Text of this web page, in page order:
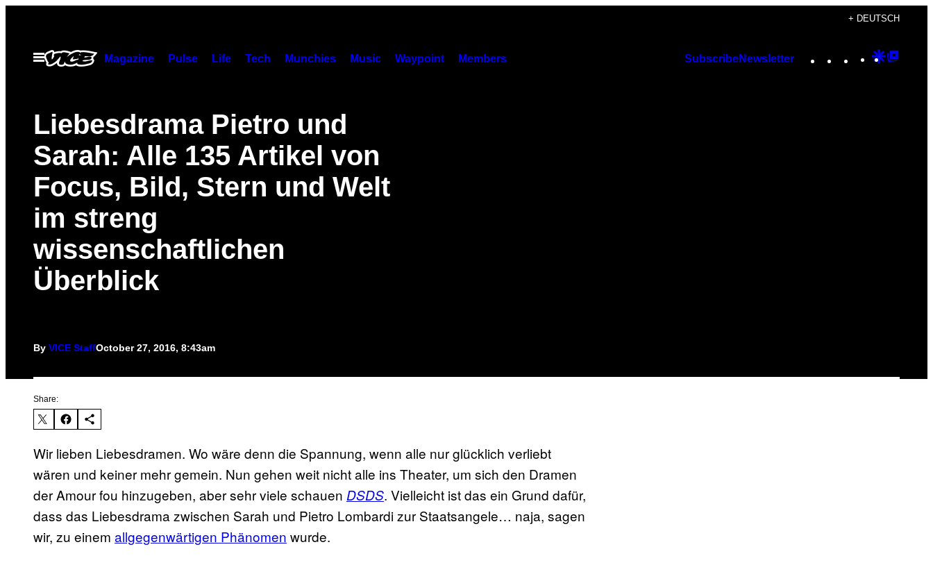
content
+ DEUTSCH
Open
Menu
Magazine Pulse Life Tech Munchies Music Waypoint Members SubscribeNewsletter Instagram
TikTok
YouTube
Google
Liebesdrama Pietro und
Sarah: Alle 135 Artikel von
Focus, Bild, Stern und Welt
im streng
wissenschaftlichen
Überblick
By VICE StaffOctober 27, 2016, 8:43am
Share:
Wir lieben Liebesdramen. Wo wäre denn die Spannung, wenn alle nur glücklich verliebt
wären und keiner mehr gemein. Nun gehen weit nicht alle ins Theater, um sich den Dramen
der Amour fou hinzugeben, aber sehr viele schauen DSDS. Vielleicht ist das ein Grund dafür,
dass das Liebesdrama zwischen Sarah und Pietro Lombardi zur Staatsangele… naja, sagen
wir, zu einem allgegenwärtigen Phänomen wurde.